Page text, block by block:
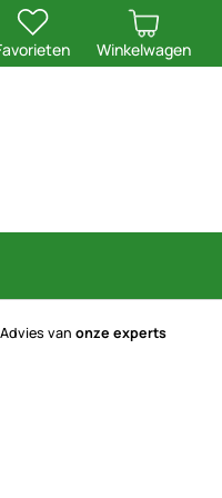
Winkelwagen
Advies vanonze experts